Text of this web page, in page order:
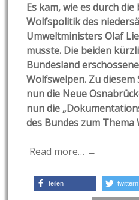
Es kam, wie es durch
Wolfspolitik des
Umweltministers Olaf
musste. Die beiden
Bundesland
Wolfswelpen. Zu diesem
nun die Neue
nun die
des Bundes zum Thema
Read more… →
teilen twittern